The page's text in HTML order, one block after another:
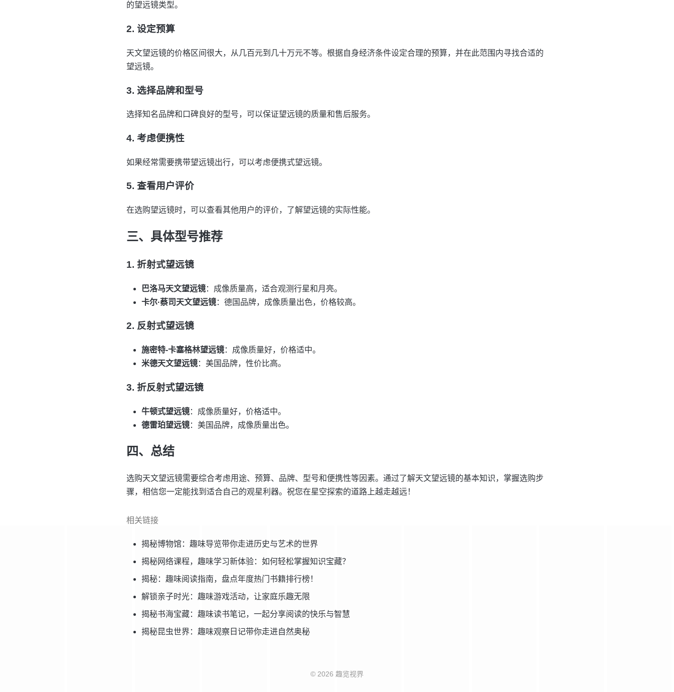
的望远镜类型。
2. 设定预算
天文望远镜的价格区间很大，从几百元到几十万元不等。根据自身经济条件设定合理的预算，并在此范围内寻找合适的
望远镜。
3. 选择品牌和型号
选择知名品牌和口碑良好的型号，可以保证望远镜的质量和售后服务。
4. 考虑便携性
如果经常需要携带望远镜出行，可以考虑便携式望远镜。
5. 查看用户评价
在选购望远镜时，可以查看其他用户的评价，了解望远镜的实际性能。
三、具体型号推荐
1. 折射式望远镜
巴洛马天文望远镜：成像质量高，适合观测行星和月亮。
卡尔·蔡司天文望远镜：德国品牌，成像质量出色，价格较高。
2. 反射式望远镜
施密特-卡塞格林望远镜：成像质量好，价格适中。
米德天文望远镜：美国品牌，性价比高。
3. 折反射式望远镜
牛顿式望远镜：成像质量好，价格适中。
德雷珀望远镜：美国品牌，成像质量出色。
四、总结
选购天文望远镜需要综合考虑用途、预算、品牌、型号和便携性等因素。通过了解天文望远镜的基本知识，掌握选购步
骤，相信您一定能找到适合自己的观星利器。祝您在星空探索的道路上越走越远！
相关链接
揭秘博物馆：趣味导览带你走进历史与艺术的世界
揭秘网络课程，趣味学习新体验：如何轻松掌握知识宝藏？
揭秘：趣味阅读指南，盘点年度热门书籍排行榜！
解锁亲子时光：趣味游戏活动，让家庭乐趣无限
揭秘书海宝藏：趣味读书笔记，一起分享阅读的快乐与智慧
揭秘昆虫世界：趣味观察日记带你走进自然奥秘
© 2026 趣览视界